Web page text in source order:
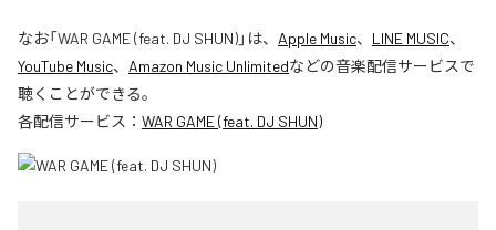
なお「WAR GAME (feat. DJ SHUN)」は、 Apple Music、 LINE MUSIC、
YouTube Music、 Amazon Music Unlimitedなどの音楽配信サービスで
聴くことができる。
各配信サービス： WAR GAME (feat. DJ SHUN)